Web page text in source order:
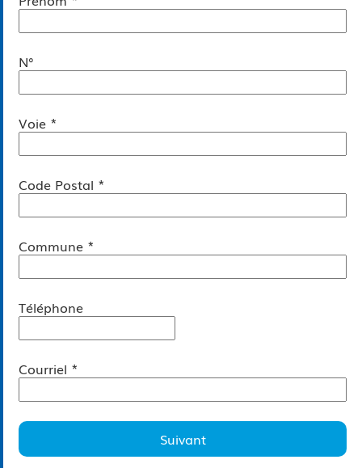
N°
Voie *
Code Postal *
Commune *
Téléphone
Courriel *
Suivant